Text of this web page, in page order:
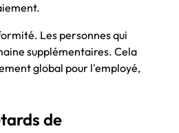
Les personnes qui
supplémentaires. Cela
global pour l'employé,
de